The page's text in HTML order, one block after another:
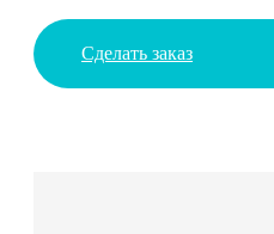
Сделать заказ